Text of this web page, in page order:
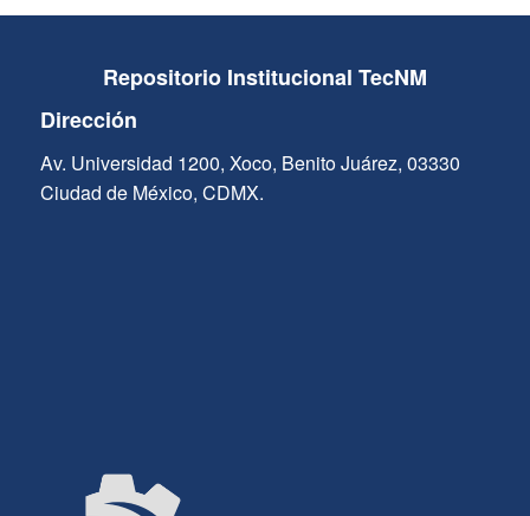
Repositorio Institucional TecNM
Dirección
Av. Universidad 1200, Xoco, Benito Juárez, 03330
Ciudad de México, CDMX.